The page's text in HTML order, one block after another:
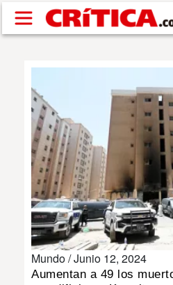
Pasar al contenido principal
SUCESOS
NACIONAL
POLÍTICA
SHOW
DEPORTES
Mundo /Junio 12, 2024
Aumentan a 49 los